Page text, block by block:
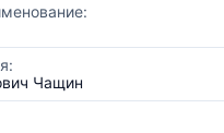
Чащин